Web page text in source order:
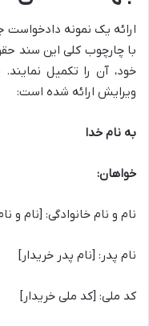
ارائه یک نمونه دادخواست
با چارچوب کلی این سند
خود، آن را تکمیل
ویرایش ارائه شده است:
به نام خدا
خواهان:
نام و نام خانوادگی: [نام و
نام پدر: [نام پدر خریدار]
کد ملی: [کد ملی خریدار]